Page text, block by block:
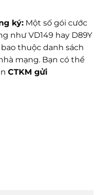
ký:Một số gói cước
như VD149 hay D89Y
thuộc danh sách
mạng. Bạn có thể
CTKM gửi